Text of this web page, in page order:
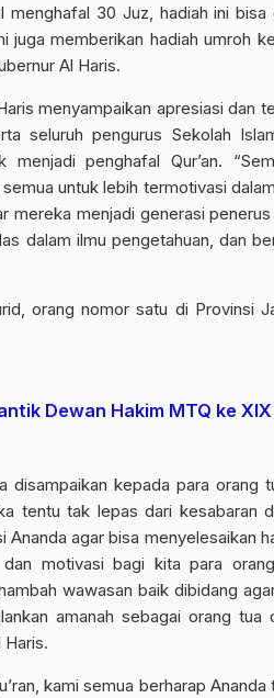
menghafal 30 Juz, hadiah ini
juga memberikan hadiah umroh
Al Haris.
menyampaikan apresiasi dan
seluruh pengurus Sekolah
menjadi penghafal Qur’an.
untuk lebih termotivasi
mereka menjadi generasi
dalam ilmu pengetahuan, dan
orang nomor satu di Provinsi
Dewan Hakim MTQ ke
disampaikan kepada para orang
tentu tak lepas dari kesabaran
agar bisa menyelesaikan
motivasi bagi kita para
wawasan baik dibidang
amanah sebagai orang
Haris.
kami semua berharap